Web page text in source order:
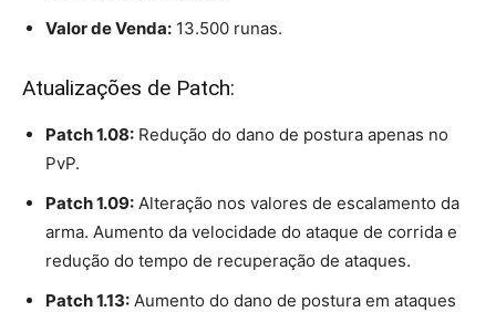
Valor de Venda: 13.500 runas.
Atualizações de Patch:
Patch 1.08: Redução do dano de postura apenas no
PvP.
Patch 1.09: Alteração nos valores de escalamento da
arma. Aumento da velocidade do ataque de corrida e
redução do tempo de recuperação de ataques.
Patch 1.13: Aumento do dano de postura em ataques